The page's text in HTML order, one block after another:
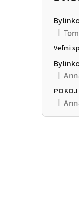
e
Veľmi